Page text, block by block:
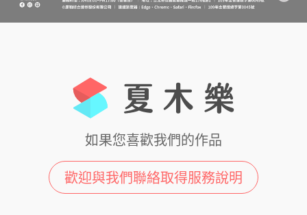
如果您喜歡我們的作品
歡迎與我們聯絡取得服務說明